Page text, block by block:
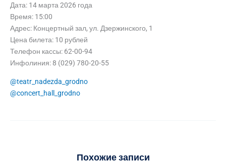
Дата: 14 марта 2026 года
Время: 15:00
Адрес: Концертный зал, ул. Дзержинского, 1
Цена билета: 10 рублей
Телефон кассы: 62-00-94
Инфолиния: 8 (029) 780-20-55
@teatr_nadezda_grodno
@concert_hall_grodno
Похожие записи